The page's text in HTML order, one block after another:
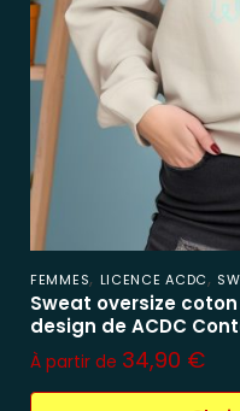
FEMMES, LICENCE ACDC,
Sweat oversize
design de ACDC
À partir de 34,90 €